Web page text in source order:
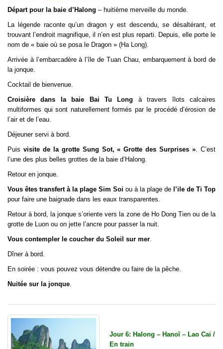
Départ pour la baie d’Halong – huitième merveille du monde.
La légende raconte qu’un dragon y est descendu, se désaltérant, et
trouvant l’endroit magnifique, il n’en est plus reparti. Depuis, elle porte le
nom de « baie où se posa le Dragon » (Ha Long).
Arrivée à l’embarcadère à l’île de Tuan Chau, embarquement à bord de
la jonque.
Cocktail de bienvenue.
Croisière dans la baie Bai Tu Long à travers îlots calcaires
multiformes qui sont naturellement formés par le procédé d’érosion de
l’air et de l’eau.
Déjeuner servi à bord.
Puis visite de la grotte Sung Sot, « Grotte des Surprises » . C’est
l’une des plus belles grottes de la baie d’Halong.
Retour en jonque.
Vous êtes transfert à la plage Sim Soi ou à la plage de l’ile de Ti Top
pour faire une baignade dans les eaux transparentes.
Retour à bord, la jonque s’oriente vers la zone de Ho Dong Tien ou de la
grotte de Luon ou on jette l’ancre pour passer la nuit.
Vous contempler le coucher du Soleil sur mer
Dîner à bord.
En soirée : vous pouvez vous détendre ou faire de la pêche.
Nuitée sur la jonque
Jour 6: Halong – Hanoï – Lao Cai /
En train